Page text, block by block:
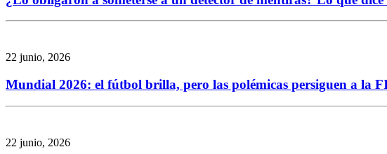
22 junio, 2026
Mundial 2026: el fútbol brilla, pero las polémicas persiguen a la
22 junio, 2026